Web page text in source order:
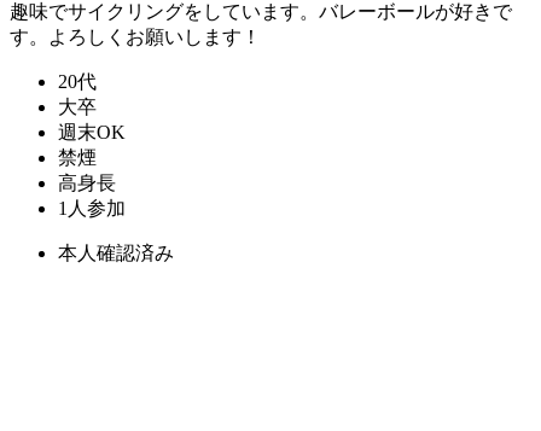
趣味でサイクリングをしています。バレーボールが好きで
す。よろしくお願いします！
20代
大卒
週末OK
禁煙
高身長
1人参加
本人確認済み